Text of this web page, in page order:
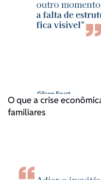
O que a crise
familiares